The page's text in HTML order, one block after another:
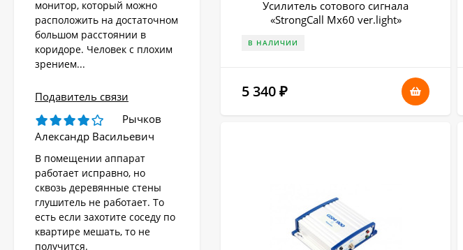
Усилитель сотового сигнала
«StrongCall Mx60 ver.light»
В НАЛИЧИИ
5 340 ₽
монитор, который можно
расположить на достаточном
большом расстоянии в
коридоре. Человек с плохим
зрением...
Подавитель связи
Рычков
Александр Васильевич
В помещении аппарат
работает исправно, но
сквозь деревянные стены
глушитель не работает. То
есть если захотите соседу по
квартире мешать, то не
получится.